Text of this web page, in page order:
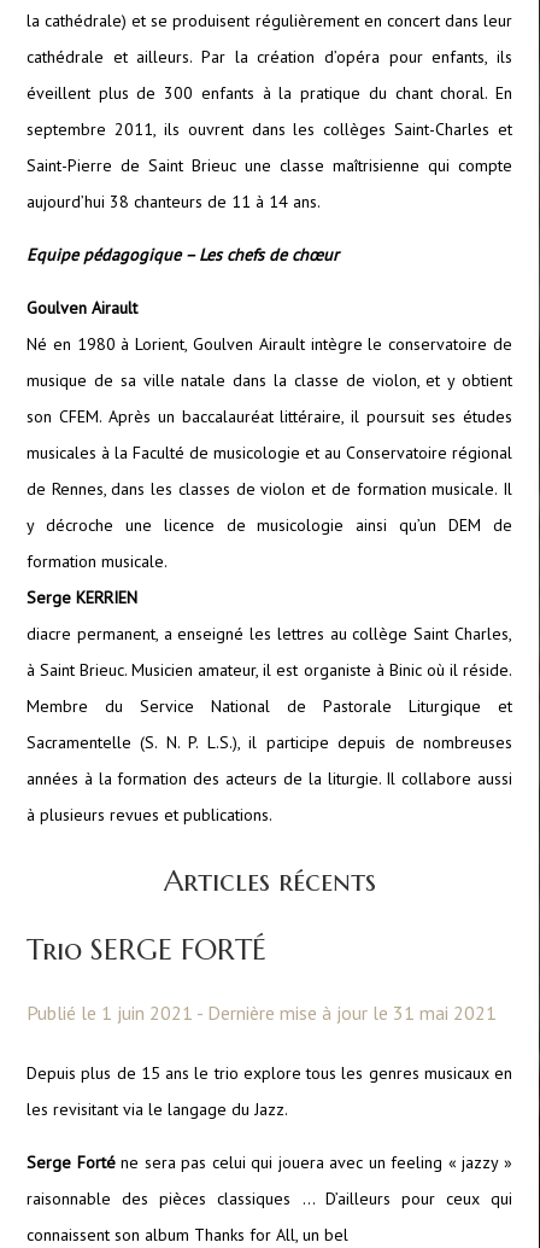
la cathédrale) et se produisent régulièrement en concert dans leur
cathédrale et ailleurs. Par la création d’opéra pour enfants, ils
éveillent plus de 300 enfants à la pratique du chant choral. En
septembre 2011, ils ouvrent dans les collèges Saint-Charles et
Saint-Pierre de Saint Brieuc une classe maîtrisienne qui compte
aujourd’hui 38 chanteurs de 11 à 14 ans.
Equipe pédagogique – Les chefs de chœur
Goulven Airault
Né en 1980 à Lorient, Goulven Airault intègre le conservatoire de
musique de sa ville natale dans la classe de violon, et y obtient
son CFEM. Après un baccalauréat littéraire, il poursuit ses études
musicales à la Faculté de musicologie et au Conservatoire régional
de Rennes, dans les classes de violon et de formation musicale. Il
y décroche une licence de musicologie ainsi qu’un DEM de
formation musicale.
Serge KERRIEN
diacre permanent, a enseigné les lettres au collège Saint Charles,
à Saint Brieuc. Musicien amateur, il est organiste à Binic où il réside.
Membre du Service National de Pastorale Liturgique et
Sacramentelle (S. N. P. L.S.), il participe depuis de nombreuses
années à la formation des acteurs de la liturgie. Il collabore aussi
à plusieurs revues et publications.
Articles récents
Trio SERGE FORTÉ
Publié le 1 juin 2021 - Dernière mise à jour le 31 mai 2021
Depuis plus de 15 ans le trio explore tous les genres musicaux en
les revisitant via le langage du Jazz.
Serge Forténe sera pas celui qui jouera avec un feeling « jazzy »
raisonnable des pièces classiques … D’ailleurs pour ceux qui
connaissent son album Thanks for All, un bel